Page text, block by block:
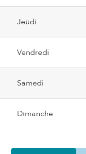
Jeudi
Vendredi
Samedi
Dimanche